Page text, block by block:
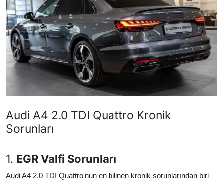
Kiralama & Filo
Sürüş & Güvenlik
Lastik & Jant
Yağlar & Sıvılar
LPG & Yakıt
Elektrik & Akü
Klima & Konfor
Aydınlatma & Görüş
Audi A4 2.0 TDI Quattro Kronik
Sorunları
1. EGR Valfi Sorunları
Audi A4 2.0 TDI Quattro'nun en bilinen kronik sorunlarından biri